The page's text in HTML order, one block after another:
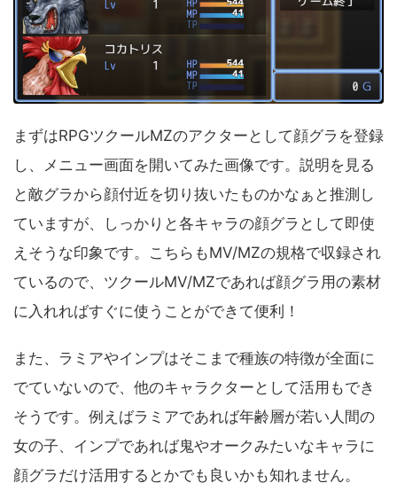
まずはRPGツクールMZのアクターとして顔グラを登録
し、メニュー画面を開いてみた画像です。説明を見る
と敵グラから顔付近を切り抜いたものかなぁと推測し
ていますが、しっかりと各キャラの顔グラとして即使
えそうな印象です。こちらもMV/MZの規格で収録され
ているので、ツクールMV/MZであれば顔グラ用の素材
に入れればすぐに使うことができて便利！
また、ラミアやインプはそこまで種族の特徴が全面に
でていないので、他のキャラクターとして活用もでき
そうです。例えばラミアであれば年齢層が若い人間の
女の子、インプであれば鬼やオークみたいなキャラに
顔グラだけ活用するとかでも良いかも知れません。